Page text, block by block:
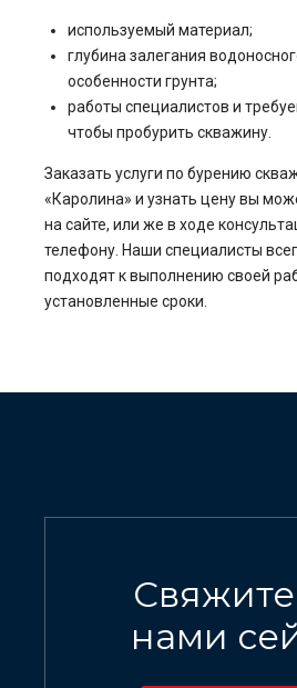
используемый материал;
глубина залегания
особенности грунта;
работы специалистов и
чтобы пробурить скважину.
Заказать услуги по бурению
«Каролина» и узнать цену вы
на сайте, или же в ходе
телефону. Наши специалисты
подходят к выполнению своей
установленные сроки.
нами